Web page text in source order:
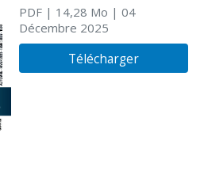
PDF| 14,28 Mo | 04
Décembre 2025
Télécharger